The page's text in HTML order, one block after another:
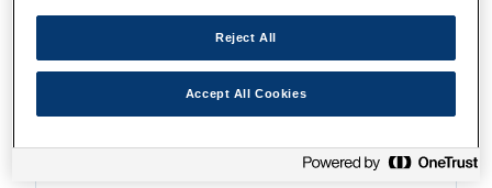
Функції
Outstanding print quality
UltraChrome UV 10-colour inkset
Reject All
Accept All Cookies